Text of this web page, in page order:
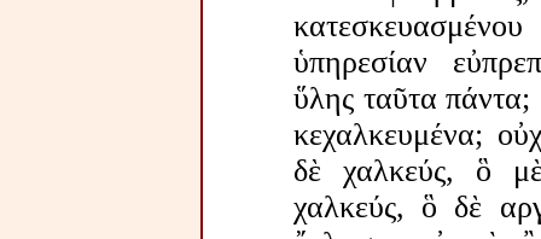
ὑπηρεσίαν
ὕλης ταῦτα
κεχαλκευμένα;
δὲ χαλκεύς, ὃ
χαλκεύς, ὃ δὲ